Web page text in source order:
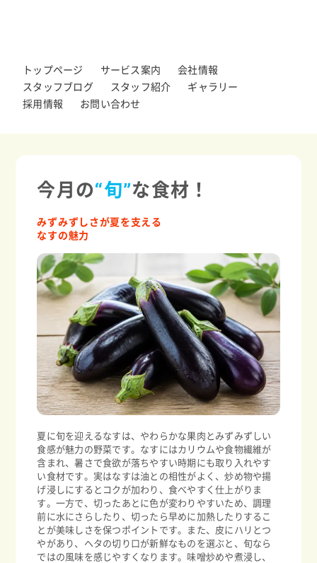
トップページ サービス案内
会社情報
スタッフブログ
スタッフ紹介
ギャラリー
採用情報
お問い合わせ
今月の“旬”な食材！
みずみずしさが夏を支える
なすの魅力
夏に旬を迎えるなすは、やわらかな果肉とみずみずしい
食感が魅力の野菜です。なすにはカリウムや食物繊維が
含まれ、暑さで食欲が落ちやすい時期にも取り入れやす
い食材です。実はなすは油との相性がよく、炒め物や揚
げ浸しにするとコクが加わり、食べやすく仕上がりま
す。一方で、切ったあとに色が変わりやすいため、調理
前に水にさらしたり、切ったら早めに加熱したりするこ
とが美味しさを保つポイントです。また、皮にハリとつ
やがあり、ヘタの切り口が新鮮なものを選ぶと、旬なら
ではの風味を感じやすくなります。味噌炒めや煮浸し、